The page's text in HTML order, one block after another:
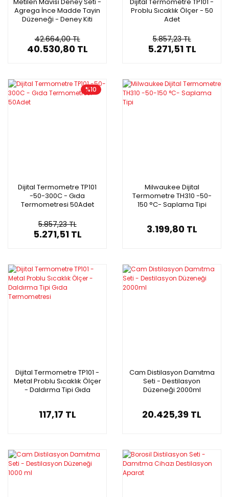
Agrega İnce Madde Tayin
Düzeneği - Deney Kiti
42.664,00 TL
40.530,80 TL
Problu Sıcaklık Ölçer - 50
Adet
5.857,23 TL
5.271,51 TL
%10
Dijital Termometre TP101
-50-300C - Gıda
Termometresi 50Adet
5.857,23 TL
5.271,51 TL
Milwaukee Dijital
Termometre TH310 -50-
150 °C- Saplama Tipi
3.199,80 TL
Dijital Termometre TP101 -
Metal Problu Sıcaklık Ölçer
- Daldırma Tipi Gıda
117,17 TL
Cam Distilasyon Damıtma
Seti - Destilasyon
Düzeneği 2000ml
20.425,39 TL